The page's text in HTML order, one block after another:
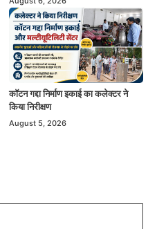
कॉटन गद्दा निर्माण इकाई का कलेक्टर ने
किया निरीक्षण
August 5, 2026